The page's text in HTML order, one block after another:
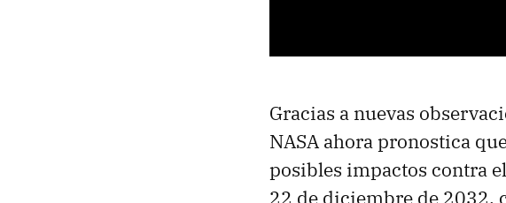
Gracias a nuevas
NASA ahora pronostica
posibles impactos contra
22 de diciembre de 2032,